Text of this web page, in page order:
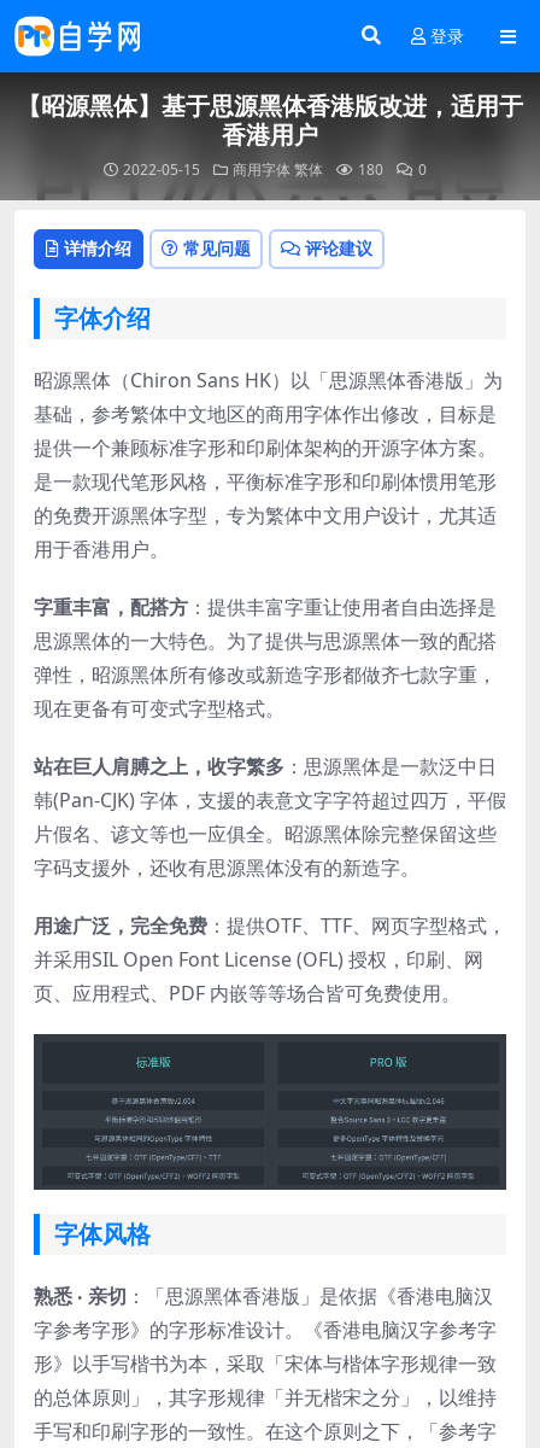
登录
【昭源黑体】基于思源黑体香港版改进，适用于
香港用户
2022-05-15 商用字体繁体 180 0
详情介绍 常见问题 评论建议
字体介绍
昭源黑体（Chiron Sans HK）以「思源黑体香港版」为
基础，参考繁体中文地区的商用字体作出修改，目标是
提供一个兼顾标准字形和印刷体架构的开源字体方案。
是一款现代笔形风格，平衡标准字形和印刷体惯用笔形
的免费开源黑体字型，专为繁体中文用户设计，尤其适
用于香港用户。
字重丰富，配搭方 ：提供丰富字重让使用者自由选择是
思源黑体的一大特色。为了提供与思源黑体一致的配搭
弹性，昭源黑体所有修改或新造字形都做齐七款字重，
现在更备有可变式字型格式。
站在巨人肩膊之上，收字繁多 ：思源黑体是一款泛中日
韩(Pan-CJK) 字体，支援的表意文字字符超过四万，平假
片假名、谚文等也一应俱全。昭源黑体除完整保留这些
字码支援外，还收有思源黑体没有的新造字。
用途广泛，完全免费 ：提供OTF、TTF、网页字型格式，
并采用SIL Open Font License (OFL) 授权，印刷、网
页、应用程式、PDF 内嵌等等场合皆可免费使用。
字体风格
熟悉 ‧ 亲切 ：「思源黑体香港版」是依据《香港电脑汉
字参考字形》的字形标准设计。《香港电脑汉字参考字
形》以手写楷书为本，采取「宋体与楷体字形规律一致
的总体原则」，其字形规律「并无楷宋之分」，以维持
手写和印刷字形的一致性。在这个原则之下，「参考字